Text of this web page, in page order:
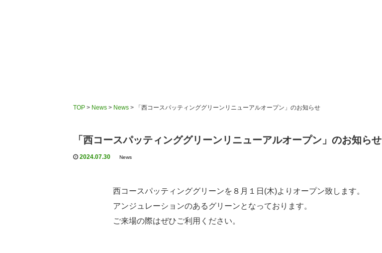
TOP > News > News > 「西コースパッティンググリーンリニューアルオープン」のお知らせ
「西コースパッティンググリーンリニューアルオープン」のお知らせ
2024.07.30 News
西コースパッティンググリーンを８月１日(木)よりオープン致します。
アンジュレーションのあるグリーンとなっております。
ご来場の際はぜひご利用ください。